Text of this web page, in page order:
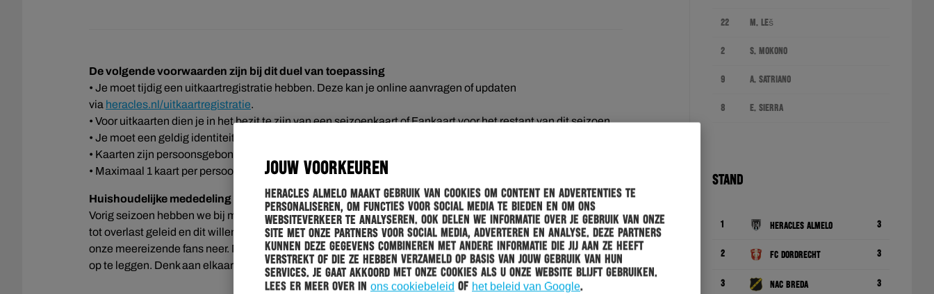
JOUW VOORKEUREN
Heracles Almelo maakt gebruik van cookies om content en advertenties te
personaliseren, om functies voor social media te bieden en om ons
websiteverkeer te analyseren. Ook delen we informatie over je gebruik van onze
site met onze partners voor social media, adverteren en analyse. Deze partners
kunnen deze gegevens combineren met andere informatie die jij aan ze heeft
verstrekt of die ze hebben verzameld op basis van jouw gebruik van hun
services. Je gaat akkoord met onze cookies als u onze website blijft gebruiken.
Lees er meer over in ons cookiebeleid of het beleid van Google.
De volgende voorwaarden zijn bij dit duel van toepassing
• Je moet tijdig een uitkaartregistratie hebben. Deze kan je online aanvragen of updaten
via heracles.nl/uitkaartregistratie.
• Voor uitkaarten dien je in het bezit te zijn van een seizoenkaart of Fankaart voor het restant van dit seizoen.
• Je moet een geldig identiteitsbewijs kunnen laten zien.
• Kaarten zijn persoonsgebonden.
• Maximaal 1 kaart per persoon.
Huishoudelijke mededeling
Vorig seizoen hebben we bij meerdere uitwedstrijden vaker overmatig alcoholgebruik geconstateerd. Dit heeft
tot overlast geleid en dit willen wij in de toekomst voorkomen. Wij leggen de verantwoordelijkheid graag bij
onze meereizende fans neer. Mocht er hierdoor opnieuw overlast ontstaan, zijn we genoodzaakt beperkingen
op te leggen. Denk aan elkaar en let op elkaar.
22 M. Leš
2 S. Mokono
9 A. Satriano
8 E. Sierra
STAND
1 Heracles Almelo 3
2 FC Dordrecht 3
3 NAC Breda 3